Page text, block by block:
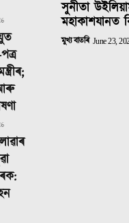
সুনীতা
মহাকাশযানত
মুখ্য বাতৰি June 23,